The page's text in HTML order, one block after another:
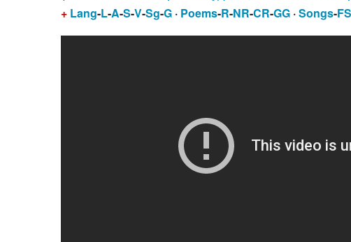
+ Lang-L -A-S-V-Sg-G · Poems-R-NR-CR-GG ·Songs-FS